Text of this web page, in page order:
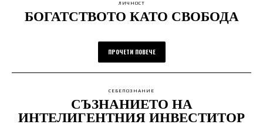
ЛИЧНОСТ
БОГАТСТВОТО КАТО СВОБОДА
ПРОЧЕТИ ПОВЕЧЕ
СЕБЕПОЗНАНИЕ
СЪЗНАНИЕТО НА
ИНТЕЛИГЕНТНИЯ ИНВЕСТИТОР